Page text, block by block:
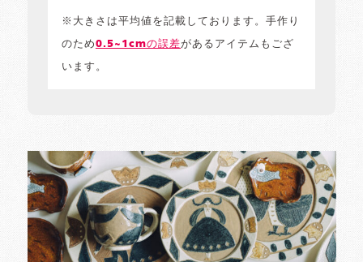
※大きさは平均値を記載しております。手作り
のため0.5~1cmの誤差があるアイテムもござ
います。